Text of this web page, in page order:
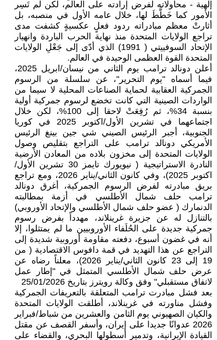
إلهية - محاولاته لفرض إرادته على العالم، لكن لم تَسِر
الأمور كما خَطَّطَ لها، خلال عامه الأول في منصبه، بل
أثارتْ معظم مبادراته ردود فعلٍ عكسيةٍ كشفت مدى
تراجع الولايات المتحدة منذ نهاية الحرب الباردة وانهيار
الإتحاد السوفييتي ( 1991) الذي أدّى إلى جَعْلِ الولايات
المتحدة القوة العظمى الوحيدة في العالم.
أعلن دونالد ترامب يوم الثاني من نيسان/ابريل 2025،
فيما أسماه "يوم التحرير"، عن سلسلة من الرسوم
الجمركية العقابية لحماية الصناعات المحلية لا سيما من
الواردات الصينية التي كانت تخضع لرسوم جمركية أولية
بنسبة 34%، ثم رُفِعَتْ لاحقا إلى 100%، لكن خلال
اجتماعهما في تشرين الأول/اكتوبر 2025 في كوريا
الجنوبية، أجبر الرئيس الصيني شي جين بينغ الرئيس
الأمريكي دونالد ترامب على التراجع بتقليص وصول
الولايات المتحدة إلى مخزون بلاده من المعادن الأرضية
النادرة الاستراتيجية ( نيويورك تايمز 30 تشرين الأول/
اكتوبر 2025)، وفي كانون الثاني/يناير 2026، ومع تراجع
بريق مبادرته لفرض الرسوم الجمركية، أغرق دونالد
ترامب حلف شمال الأطلسي في أزمة بمطالبته
الدنمارك ( عضو حلف شمال الأطلسي والإتحاد الأوروبي)
بالتنازل له عن جزيرة غرينلاند، مهدداً بفرض رسوم
جمركية جديدة على الحُلَفاء الأوروبيين ما لم يمتثلوا، إلا
أنه في غضون أسبوع، دفعته مقاومة أوروبية شديدة إلى
التراجع عن هذا التهديد في قمة دافوس الاقتصادية ( من
19 إلى 23 كانون الثاني/يناير 2026)، معلناً رضاه عن
عرض حلف شمال الأطلسي المتمثل في "إطار عمل
لاتفاق مستقبلي" وفق وكالة رويترز بتاريخ 25/01/2026
بعد فشل مبادرت ترامب المتعلقة بالتعريفات الجمركية
وفشل مناورته في غرينلاند، أطلقت الولايات المتحدة
والكيان الصهيوني يوم الثامن والعشرين من شباط/فبراير
2026 عدوانًا جديدا على إيران، وأسفر القصف عن مقتل
القيادة الإيرانية، وتدمير أسطولها البحري، والقضاء على